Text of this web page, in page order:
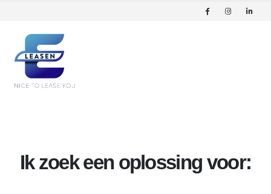
Ik zoek een oplossing voor: